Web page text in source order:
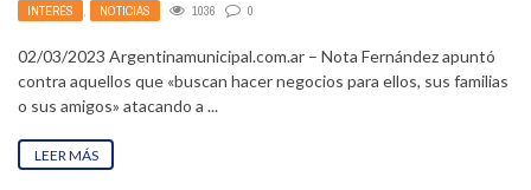
INTERÉS NOTICIAS 1036 0
02/03/2023 Argentinamunicipal.com.ar – Nota Fernández apuntó
contra aquellos que «buscan hacer negocios para ellos, sus familias
o sus amigos» atacando a ...
LEER MÁS